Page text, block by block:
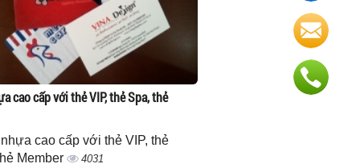
cao cấp với thẻ VIP, thẻ Spa, thẻ
nhựa cao cấp với thẻ VIP, thẻ
Member
4031